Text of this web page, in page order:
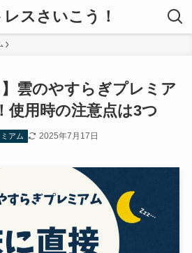
スさいこう！
】雲のやすらぎプレミア
使用時の注意点は3つ
アム 2025年7月17日